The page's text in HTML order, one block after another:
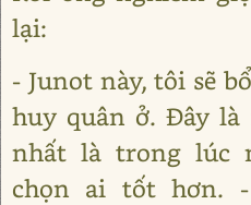
lại:
- Junot này, tôi sẽ
huy quân ở. Đây
nhất là trong lúc
chọn ai tốt hơn.